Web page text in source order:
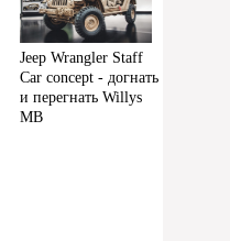
Jeep Wrangler Staff
Car concept - догнать
и перегнать Willys
MB